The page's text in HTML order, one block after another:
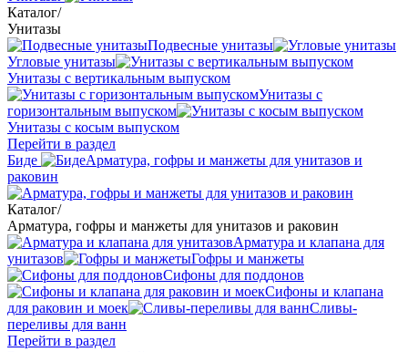
Каталог/
Унитазы
Подвесные унитазы
Угловые унитазы
Унитазы с вертикальным выпуском
Унитазы с
горизонтальным выпуском
Унитазы с косым выпуском
Перейти в раздел
Биде
Арматура, гофры и манжеты для унитазов и
раковин
Каталог/
Арматура, гофры и манжеты для унитазов и раковин
Арматура и клапана для
унитазов
Гофры и манжеты
Сифоны для поддонов
Сифоны и клапана
для раковин и моек
Сливы-
переливы для ванн
Перейти в раздел